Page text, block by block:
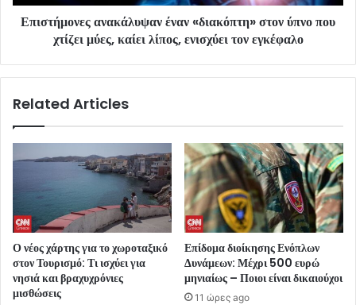
Επιστήμονες ανακάλυψαν έναν «διακόπτη» στον ύπνο που
χτίζει μύες, καίει λίπος, ενισχύει τον εγκέφαλο
Related Articles
Ο νέος χάρτης για το χωροταξικό
στον Τουρισμό: Τι ισχύει για
νησιά και βραχυχρόνιες
μισθώσεις
Επίδομα διοίκησης Ενόπλων
Δυνάμεων: Μέχρι 500 ευρώ
μηνιαίως – Ποιοι είναι δικαιούχοι
11 ώρες ago